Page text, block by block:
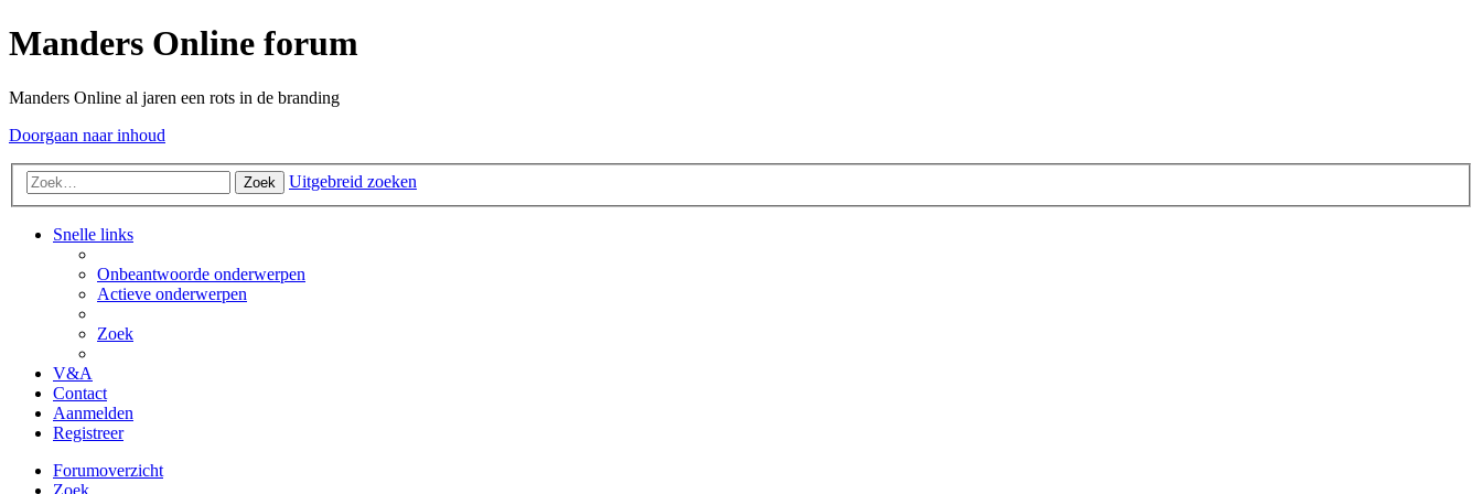
Manders Online forum
Manders Online al jaren een rots in de branding
Doorgaan naar inhoud
Zoek Uitgebreid zoeken
Snelle links
Onbeantwoorde onderwerpen
Actieve onderwerpen
Zoek
V&A
Contact
Aanmelden
Registreer
Forumoverzicht